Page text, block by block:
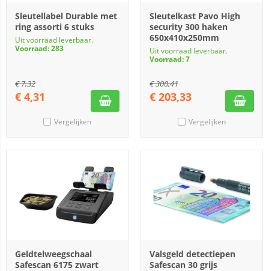
Sleutellabel Durable met
ring assorti 6 stuks
Uit voorraad leverbaar.
Voorraad: 283
€7,32
€ 4,31
Vergelijken
Sleutelkast Pavo High
security 300 haken
650x410x250mm
Uit voorraad leverbaar.
Voorraad: 7
€300,41
€ 203,33
Vergelijken
Geldtelweegschaal
Safescan 6175 zwart
Valsgeld detectiepen
Safescan 30 grijs